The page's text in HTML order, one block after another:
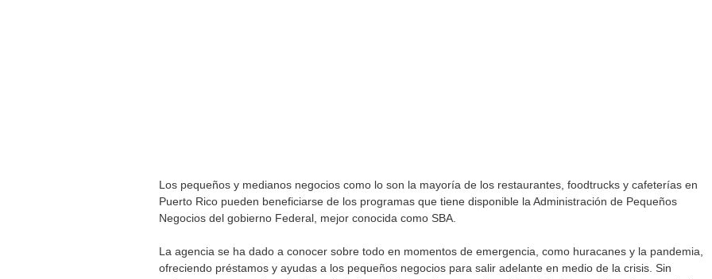
Los pequeños y medianos negocios como lo son la mayoría de los restaurantes, foodtrucks y cafeterías en
Puerto Rico pueden beneficiarse de los programas que tiene disponible la Administración de Pequeños
Negocios del gobierno Federal, mejor conocida como SBA.
La agencia se ha dado a conocer sobre todo en momentos de emergencia, como huracanes y la pandemia,
ofreciendo préstamos y ayudas a los pequeños negocios para salir adelante en medio de la crisis. Sin